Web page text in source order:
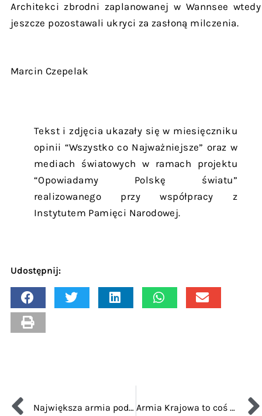
Architekci zbrodni zaplanowanej w Wannsee wtedy
jeszcze pozostawali ukryci za zasłoną milczenia.
Marcin Czepelak
Tekst i zdjęcia ukazały się w miesięczniku
opinii “Wszystko co Najważniejsze” oraz w
mediach światowych w ramach projektu
“Opowiadamy Polskę światu”
realizowanego przy współpracy z
Instytutem Pamięci Narodowej.
Udostępnij:
Największa armia podziemna świata Armia Krajowa to coś więcej niż “ruch oporu”